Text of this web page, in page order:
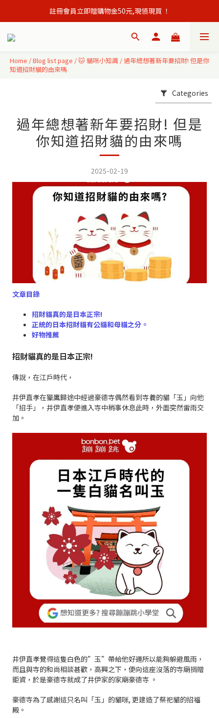
會員單筆訂單滿500元免運出貨！
註冊會員立即贈購物金50元,現領現買 ！
會員單筆訂單滿500元免運出貨！
Home /Blog list page /🐱 貓咪小知識 /過年總想著新年要招財! 但是你
知道招財貓的由來嗎
Categories
過年總想著新年要招財! 但是
你知道招財貓的由來嗎
2025-02-19
文章目錄
招財貓真的是日本正宗!
正統的日本招財貓有公貓和母貓之分。
好物推薦
招財貓真的是日本正宗!
傳說，在江戶時代，
井伊直孝在獵鷹歸途中經過豪德寺偶然看到寺養的貓「玉」向他
「招手」，井伊直孝便進入寺中稍事休息此時，外面突然雷雨交
加。
井伊直孝覺得這隻白色的”玉”帶給他好運所以能夠躲避風雨，
而且與寺的和尚相談甚歡，高興之下，便向這座沒落的寺廟捐贈
鉅資，於是豪德寺就成了井伊家的家廟豪德寺 。
豪德寺為了感謝這只名叫「玉」的貓咪, 更建造了祭祀貓的招福
殿。